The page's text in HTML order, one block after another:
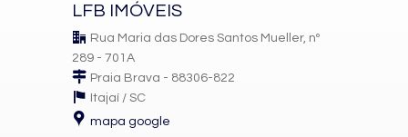
Sacada Técnica
Banheiro Social
Características do Empreendimento
Sala de Jogos
Salão de Festas
Quadra Esportiva
LFB IMÓVEIS
Rua Maria das Dores Santos Mueller, nº
289 - 701A
Praia Brava - 88306-822
Itajaí / SC
mapa google